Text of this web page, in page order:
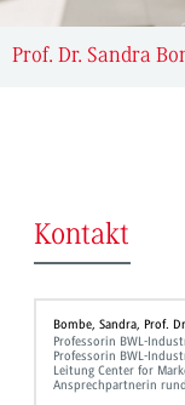
Prof. Dr. Sandra
Kontakt
Bombe, Sandra, Prof.
Professorin BWL-
Professorin BWL-
Leitung Center for
Ansprechpartnerin